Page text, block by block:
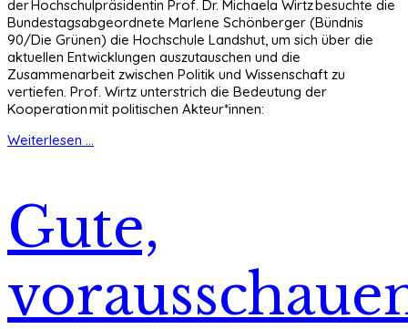
der Hochschulpräsidentin Prof. Dr. Michaela Wirtz besuchte die
Bundestagsabgeordnete Marlene Schönberger (Bündnis
90/Die Grünen) die Hochschule Landshut, um sich über die
aktuellen Entwicklungen auszutauschen und die
Zusammenarbeit zwischen Politik und Wissenschaft zu
vertiefen. Prof. Wirtz unterstrich die Bedeutung der
Kooperation mit politischen Akteur*innen:
Weiterlesen ...
Gute,